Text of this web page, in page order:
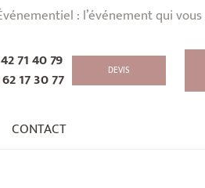
: l’événement qui
71 40 79
17 30 77
DEVIS
CONTACT